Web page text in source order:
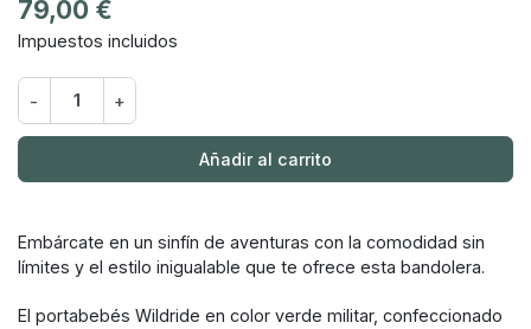
79,00 €
Impuestos incluidos
- +
Añadir al carrito
Embárcate en un sinfín de aventuras con la comodidad sin
límites y el estilo inigualable que te ofrece esta bandolera.
El portabebés Wildride en color verde militar, confeccionado